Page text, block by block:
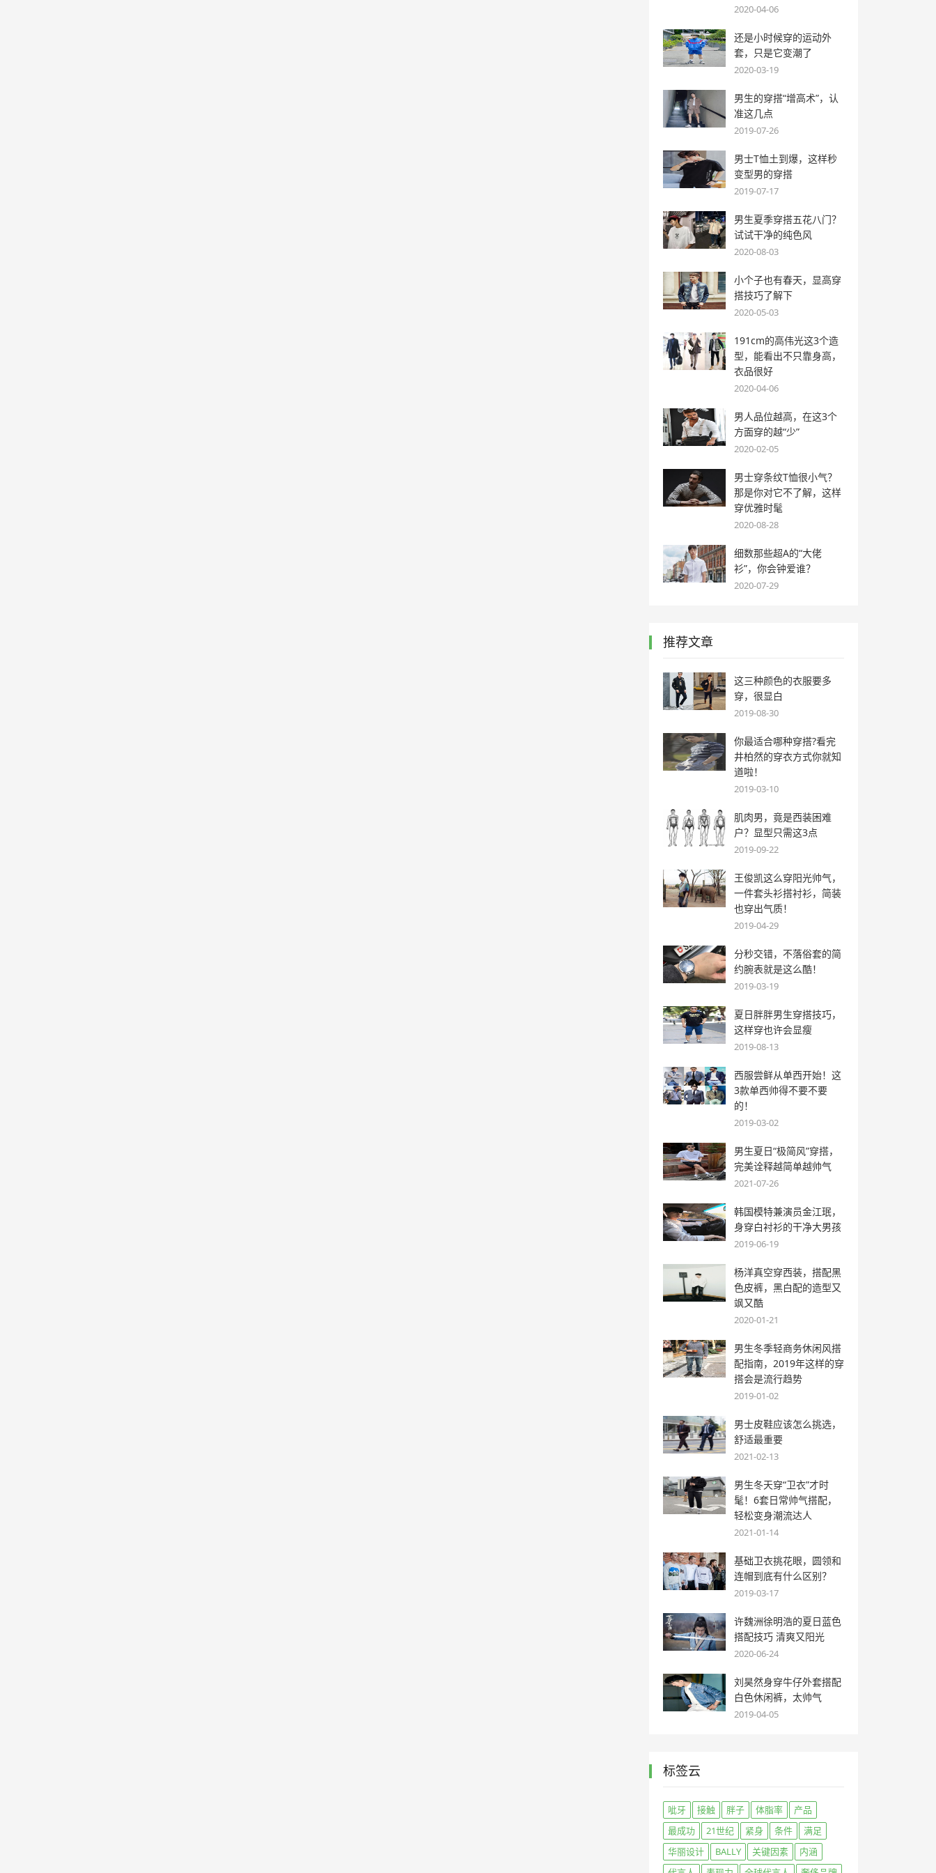
2020-04-06
还是小时候穿的运动外
套，只是它变潮了
2020-03-19
男生的穿搭“增高术”，认
准这几点
2019-07-26
男士T恤土到爆，这样秒
变型男的穿搭
2019-07-17
男生夏季穿搭五花八门？
试试干净的纯色风
2020-08-03
小个子也有春天，显高穿
搭技巧了解下
2020-05-03
191cm的高伟光这3个造
型，能看出不只靠身高，
衣品很好
2020-04-06
男人品位越高，在这3个
方面穿的越“少”
2020-02-05
男士穿条纹T恤很小气？
那是你对它不了解，这样
穿优雅时髦
2020-08-28
细数那些超A的“大佬
衫”，你会钟爱谁？
2020-07-29
推荐文章
这三种颜色的衣服要多
穿，很显白
2019-08-30
你最适合哪种穿搭?看完
井柏然的穿衣方式你就知
道啦！
2019-03-10
肌肉男，竟是西装困难
户？显型只需这3点
2019-09-22
王俊凯这么穿阳光帅气，
一件套头衫搭衬衫，简装
也穿出气质！
2019-04-29
分秒交错，不落俗套的简
约腕表就是这么酷！
2019-03-19
夏日胖胖男生穿搭技巧，
这样穿也许会显瘦
2019-08-13
西服尝鲜从单西开始！这
3款单西帅得不要不要
的！
2019-03-02
男生夏日“极简风”穿搭，
完美诠释越简单越帅气
2021-07-26
韩国模特兼演员金江珉，
身穿白衬衫的干净大男孩
2019-06-19
杨洋真空穿西装，搭配黑
色皮裤，黑白配的造型又
飒又酷
2020-01-21
男生冬季轻商务休闲风搭
配指南，2019年这样的穿
搭会是流行趋势
2019-01-02
男士皮鞋应该怎么挑选，
舒适最重要
2021-02-13
男生冬天穿“卫衣”才时
髦！6套日常帅气搭配，
轻松变身潮流达人
2021-01-14
基础卫衣挑花眼，圆领和
连帽到底有什么区别？
2019-03-17
许魏洲徐明浩的夏日蓝色
搭配技巧 清爽又阳光
2020-06-24
刘昊然身穿牛仔外套搭配
白色休闲裤，太帅气
2019-04-05
标签云
呲牙 接触 胖子 体脂率
产品
最成功
21世纪 紧身 条件
满足
华丽设计
BALLY 关键因素
内涵